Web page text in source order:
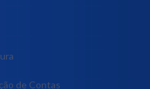
de Contas